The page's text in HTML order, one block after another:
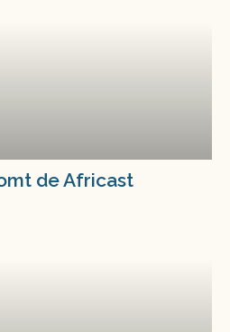
de Africast